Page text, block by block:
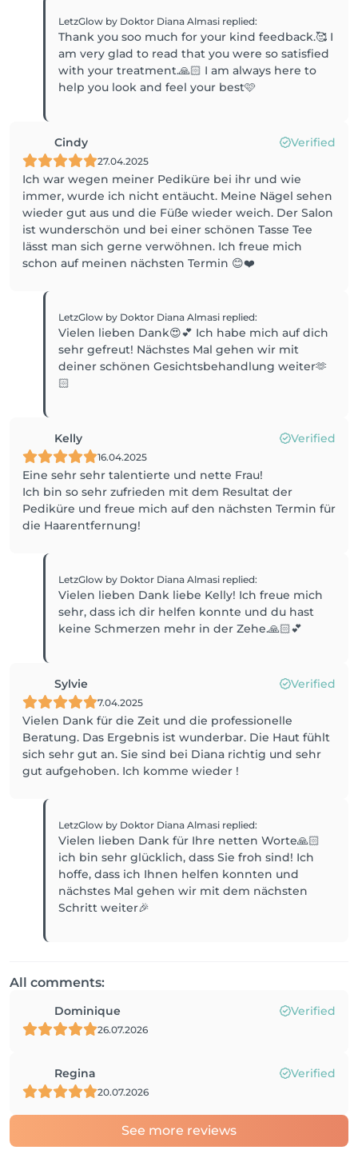
LetzGlow by Doktor Diana Almasi replied:
Thank you soo much for your kind feedback.🥰 I
am very glad to read that you were so satisfied
with your treatment.🙏🏻 I am always here to
help you look and feel your best🩷
Cindy Verified
27.04.2025
Ich war wegen meiner Pediküre bei ihr und wie
immer, wurde ich nicht entäucht. Meine Nägel sehen
wieder gut aus und die Füße wieder weich. Der Salon
ist wunderschön und bei einer schönen Tasse Tee
lässt man sich gerne verwöhnen. Ich freue mich
schon auf meinen nächsten Termin 😊❤️
LetzGlow by Doktor Diana Almasi replied:
Vielen lieben Dank😍💕 Ich habe mich auf dich
sehr gefreut! Nächstes Mal gehen wir mit
deiner schönen Gesichtsbehandlung weiter🫶
🏻
Kelly Verified
16.04.2025
Eine sehr sehr talentierte und nette Frau!
Ich bin so sehr zufrieden mit dem Resultat der
Pediküre und freue mich auf den nächsten Termin für
die Haarentfernung!
LetzGlow by Doktor Diana Almasi replied:
Vielen lieben Dank liebe Kelly! Ich freue mich
sehr, dass ich dir helfen konnte und du hast
keine Schmerzen mehr in der Zehe.🙏🏻💕
Sylvie Verified
7.04.2025
Vielen Dank für die Zeit und die professionelle
Beratung. Das Ergebnis ist wunderbar. Die Haut fühlt
sich sehr gut an. Sie sind bei Diana richtig und sehr
gut aufgehoben. Ich komme wieder !
LetzGlow by Doktor Diana Almasi replied:
Vielen lieben Dank für Ihre netten Worte🙏🏻
ich bin sehr glücklich, dass Sie froh sind! Ich
hoffe, dass ich Ihnen helfen konnten und
nächstes Mal gehen wir mit dem nächsten
Schritt weiter🎉
All comments:
Dominique Verified
26.07.2026
Regina Verified
20.07.2026
See more reviews